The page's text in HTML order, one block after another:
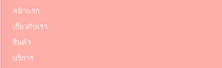
หน้าแรก
เกี่ยวกับเรา
สินค้า
บริการ